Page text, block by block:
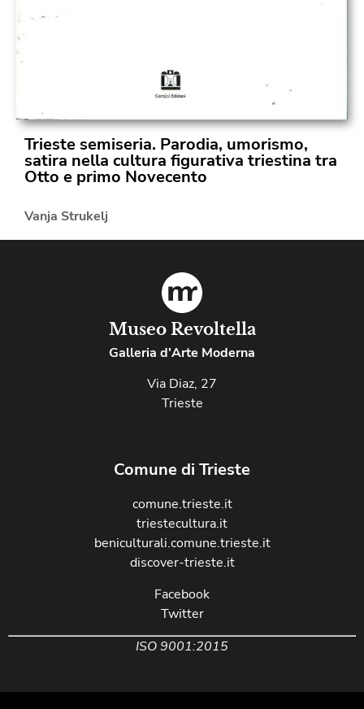
Trieste semiseria. Parodia, umorismo,
satira nella cultura figurativa triestina tra
Otto e primo Novecento
Vanja Strukelj
Museo Revoltella
Galleria d'Arte Moderna
Via Diaz, 27
Trieste
Comune di Trieste
comune.trieste.it
triestecultura.it
beniculturali.comune.trieste.it
discover-trieste.it
Facebook
Twitter
ISO 9001:2015